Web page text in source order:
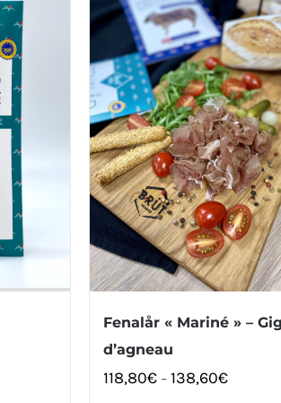
Fenalår « Mariné » –
d’agneau
118,80€ – 138,60€